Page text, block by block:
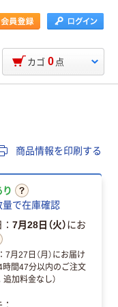
カゴ 0 点
商品情報を印刷する
り
量で在庫確認
7月28日（火）にお
7月27日（月）にお届け
時間47分以内のご注文
追加料金なし）